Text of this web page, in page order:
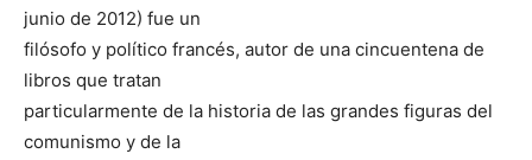
junio de 2012) fue un
filósofo y político francés, autor de una cincuentena de
libros que tratan
particularmente de la historia de las grandes figuras del
comunismo y de la